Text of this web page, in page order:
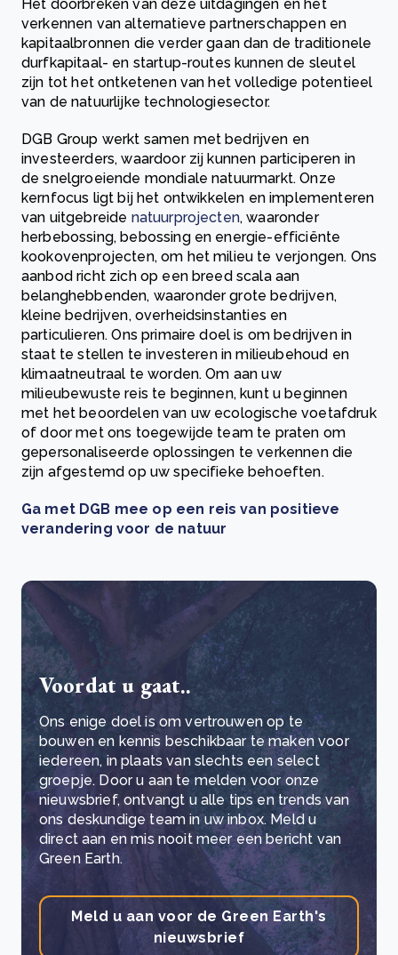
Het doorbreken van deze uitdagingen en het
verkennen van alternatieve partnerschappen en
kapitaalbronnen die verder gaan dan de traditionele
durfkapitaal- en startup-routes kunnen de sleutel
zijn tot het ontketenen van het volledige potentieel
van de natuurlijke technologiesector.
DGB Group werkt samen met bedrijven en
investeerders, waardoor zij kunnen participeren in
de snelgroeiende mondiale natuurmarkt. Onze
kernfocus ligt bij het ontwikkelen en implementeren
van uitgebreide natuurprojecten, waaronder
herbebossing, bebossing en energie-efficiënte
kookovenprojecten, om het milieu te verjongen. Ons
aanbod richt zich op een breed scala aan
belanghebbenden, waaronder grote bedrijven,
kleine bedrijven, overheidsinstanties en
particulieren. Ons primaire doel is om bedrijven in
staat te stellen te investeren in milieubehoud en
klimaatneutraal te worden. Om aan uw
milieubewuste reis te beginnen, kunt u beginnen
met het beoordelen van uw ecologische voetafdruk
of door met ons toegewijde team te praten om
gepersonaliseerde oplossingen te verkennen die
zijn afgestemd op uw specifieke behoeften.
Ga met DGB mee op een reis van positieve
verandering voor de natuur
Voordat u gaat..
Ons enige doel is om vertrouwen op te
bouwen en kennis beschikbaar te maken voor
iedereen, in plaats van slechts een select
groepje. Door u aan te melden voor onze
nieuwsbrief, ontvangt u alle tips en trends van
ons deskundige team in uw inbox. Meld u
direct aan en mis nooit meer een bericht van
Green Earth.
Meld u aan voor de Green Earth's
nieuwsbrief